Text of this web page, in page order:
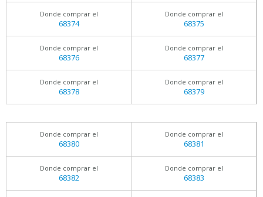
Donde comprar el
68374
Donde comprar el
68375
Donde comprar el
68376
Donde comprar el
68377
Donde comprar el
68378
Donde comprar el
68379
Donde comprar el
68380
Donde comprar el
68381
Donde comprar el
68382
Donde comprar el
68383